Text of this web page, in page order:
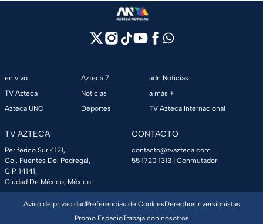
en vivo
TV Azteca
Azteca UNO
Azteca 7
Noticias
Deportes
adn Noticias
a más +
TV Azteca Internacional
TV AZTECA
Periférico Sur 4121,
Col. Fuentes Del Pedregal,
C.P. 14141,
Ciudad De México, México.
CONTACTO
contacto@tvazteca.com
55 1720 1313 | Conmutador
Aviso de privacidadPreferencias de CookiesDerechosInversionistas
Promo EspacioTrabaja con nosotros